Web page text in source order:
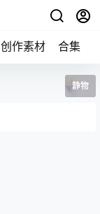
创作素材 合集
静物